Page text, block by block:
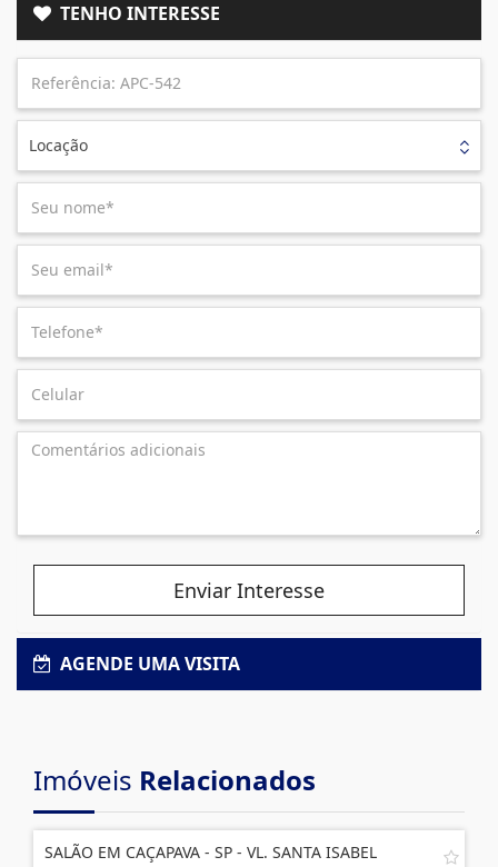
TENHO INTERESSE
Locação
Enviar Interesse
AGENDE UMA VISITA
Imóveis Relacionados
SALÃO EM CAÇAPAVA - SP - VL. SANTA ISABEL